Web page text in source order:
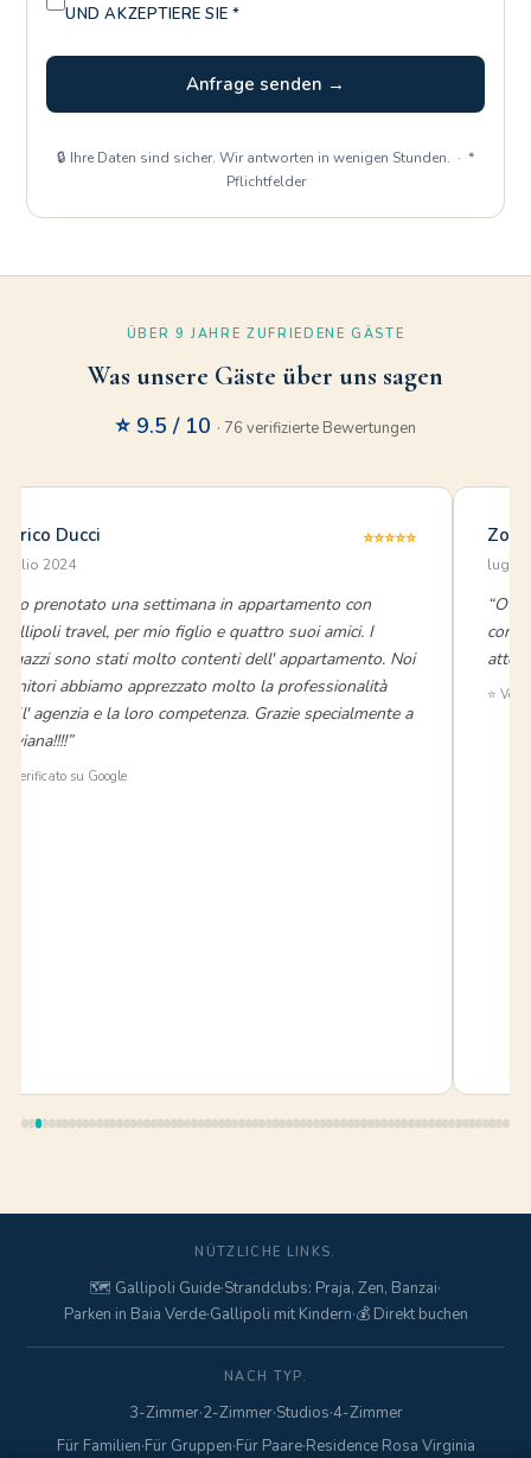
UND AKZEPTIERE SIE *
Anfrage senden →
🔒 Ihre Daten sind sicher. Wir antworten in wenigen Stunden. · *
Pflichtfelder
ÜBER 9 JAHRE ZUFRIEDENE GÄSTE
Was unsere Gäste über uns sagen
⭐ 9.5 / 10 · 76 verifizierte Bewertungen
Enrico Ducci
luglio 2024
⭐⭐⭐⭐⭐
“Ho prenotato una settimana in appartamento con
Gallipoli travel, per mio figlio e quattro suoi amici. I
ragazzi sono stati molto contenti dell' appartamento. Noi
genitori abbiamo apprezzato molto la professionalità
dell' agenzia e la loro competenza. Grazie specialmente a
Viviana!!!!”
⭐ Verificato su Google
luglio
⭐
NÜTZLICHE LINKS.
🗺️ Gallipoli Guide·Strandclubs: Praja, Zen, Banzai·
Parken in Baia Verde·Gallipoli mit Kindern·💰 Direkt buchen
NACH TYP.
3-Zimmer·2-Zimmer·Studios·4-Zimmer
Für Familien·Für Gruppen·Für Paare·Residence Rosa Virginia